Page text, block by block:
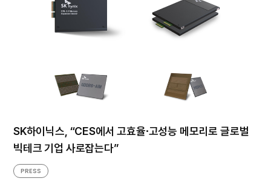
SK하이닉스, “CES에서 고효율∙고성능 메모리로 글로벌
빅테크 기업 사로잡는다”
PRESS